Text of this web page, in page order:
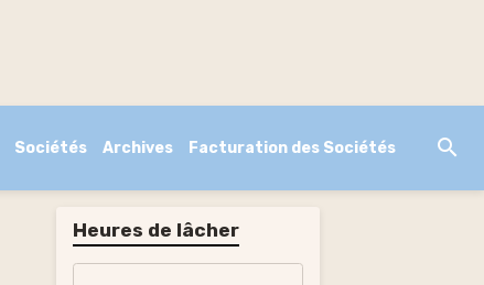
Sociétés Archives Facturation des Sociétés
Heures de lâcher